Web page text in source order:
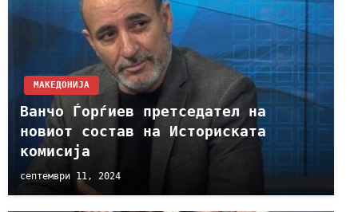
МАКЕДОНИЈА
Ванчо Ѓорѓиев претседател на
новиот состав на Историската
комисија
септември 11, 2024